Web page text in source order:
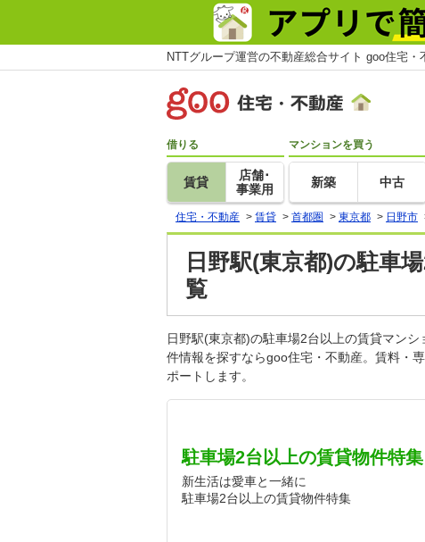
NTTグループ運営の不動産総合サイト goo住宅・
借りる
賃貸
店舗･
事業用
マンションを買う
新築 中古
住宅・不動産 > 賃貸 > 首都圏 > 東京都 > 日野市
日野駅(東京都)の駐車
覧
日野駅(東京都)の駐車場2台以上の賃貸マン
件情報を探すならgoo住宅・不動産。賃料・
ポートします。
駐車場2台以上の賃貸物件特集
新生活は愛車と一緒に
駐車場2台以上の賃貸物件特集